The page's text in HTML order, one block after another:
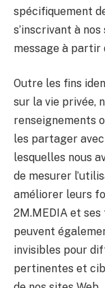
spécifiquement
s’inscrivant à
message à partir
Outre les fins
sur la vie privée,
renseignements
les partager
lesquelles nous
de mesurer
améliorer leurs
2M.MEDIA et
peuvent
invisibles pour
pertinentes et